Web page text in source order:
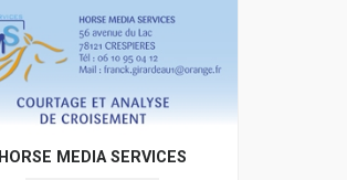
HORSE MEDIA SERVICES